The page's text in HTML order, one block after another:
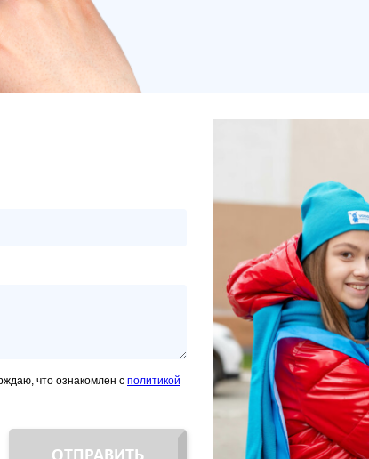
что ознакомлен с политикой